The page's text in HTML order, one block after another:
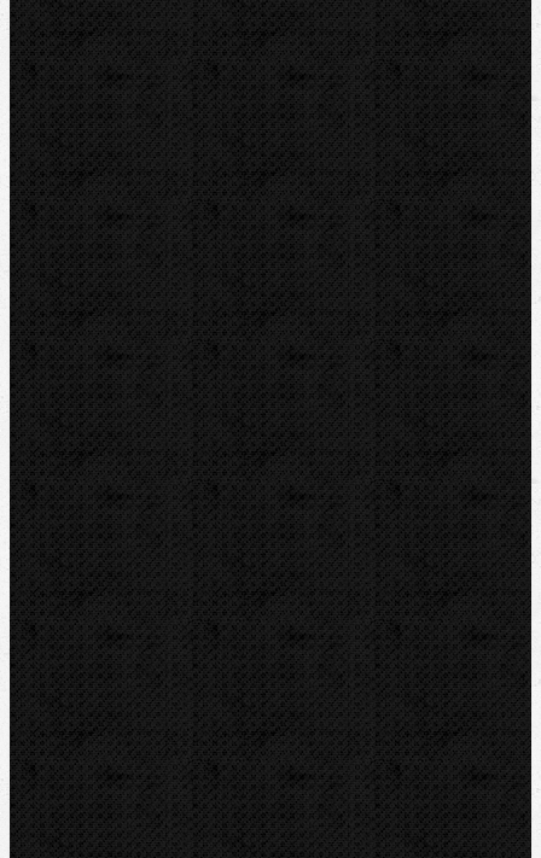
Vysoušení, odvlhčování
Zmrazovací zařízení
Vrtání a frézy
Vrtačky a kladiva
Jádrové vrtačky
Jádrové vrtáky
Příslušenství
Drážkování do zdiva a betonu
Magnetické vrtačky
Nástroje s válcovou stopkou
Navrtávací soupravy
SDS-plus a SDS-max-Nástroje
Vrtací bimetalové sady a stroje
Vrtací bimetalové korunky
Vrtací diamantové korunky
Stupňovité a kuželové vrtáky
Vrtání do skla a keramiky
Elektomontážní nářadí